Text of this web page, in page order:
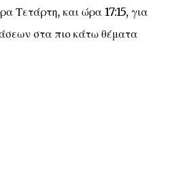
Τετάρτη, και ώρα 17:15, για
στα πιο κάτω θέματα